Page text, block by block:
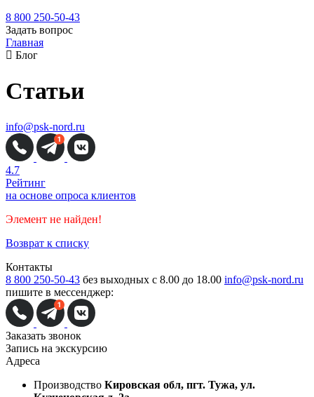
8 800 250-50-43
Задать вопрос
Главная
Блог
Статьи
info@psk-nord.ru
4.7
Рейтинг
на основе опроса клиентов
Элемент не найден!
Возврат к списку
Контакты
8 800 250-50-43 без выходных с 8.00 до 18.00 info@psk-nord.ru
пишите в мессенджер:
Заказать звонок
Запись на экскурсию
Адреса
Производство Кировская обл, пгт. Тужа, ул.